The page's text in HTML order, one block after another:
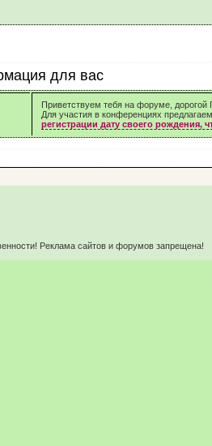
для вас
Приветствуем тебя на форуме, дорогой
Для участия в конференциях
регистрации дату своего
Реклама сайтов и форумов запрещена!